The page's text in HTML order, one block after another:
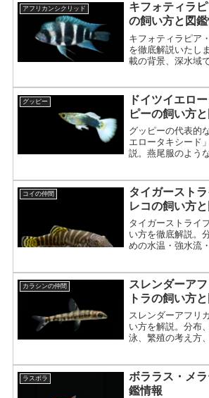
アフリカンシクリッド
キフォティラ
の飼い方と図
キフォティラピア
を徹底解説いたし
載の背景、深水域
グッピー
ドイツイエロ
ピーの飼い方
グッピーの代表的
エロータキシード
説。燕尾服のよう
コイの仲間
タイガースト
レコの飼い方
タイガーストライ
い方を徹底解説。
めの水温・強水流
カラシンの仲間
スレンダーア
トラの飼い方
スレンダーアフリ
い方を解説。分布
泳、繁殖の考え方
ラスボラ
ボララス・メ
鑑情報